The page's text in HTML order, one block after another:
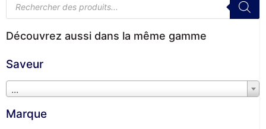
Découvrez aussi dans la même gamme
Saveur
...
Marque